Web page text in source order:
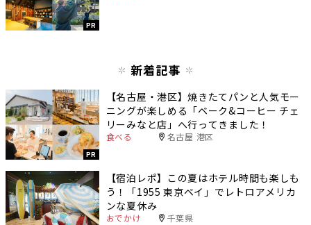
PR
新着記事
PR
【名古屋・港区】焼きたてパンと人気モー
ニングが楽しめる「ベーク&コーヒー チェ
リーみなと店」へ行ってきました！
食べる 名古屋 港区
【宿泊レポ】この夏はホテル時間も楽しも
う！「1955 東京ベイ」でレトロアメリカ
ンな夏休み
おでかけ 千葉県